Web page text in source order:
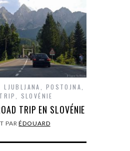
,LJUBLJANA POSTOJNA
SLOVÉNIE
TRIP EN SLOVÉNIE
PARÉDOUARD